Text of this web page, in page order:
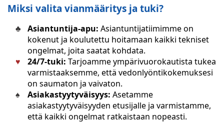
Miksi valita vianmääritys ja tuki?
Asiantuntija-apu: Asiantuntijatiimimme on
kokenut ja koulutettu hoitamaan kaikki tekniset
ongelmat, joita saatat kohdata.
24/7-tuki: Tarjoamme ympärivuorokautista tukea
varmistaaksemme, että vedonlyöntikokemuksesi
on saumaton ja vaivaton.
Asiakastyytyväisyys: Asetamme
asiakastyytyväisyyden etusijalle ja varmistamme,
että kaikki ongelmat ratkaistaan nopeasti.